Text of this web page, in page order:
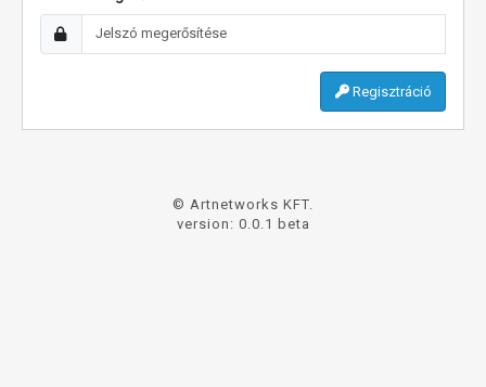
Regisztráció
© Artnetworks KFT.
version: 0.0.1 beta